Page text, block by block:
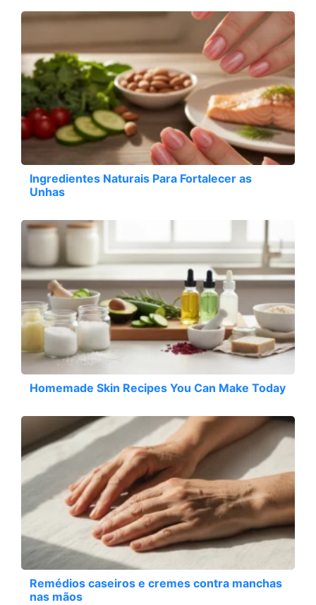
Ingredientes Naturais Para Fortalecer as
Unhas
Homemade Skin Recipes You Can Make Today
Remédios caseiros e cremes contra manchas
nas mãos